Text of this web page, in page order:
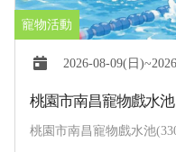
2026-08-09(日
桃園市南昌寵物戲水池
桃園市南昌寵物戲水池